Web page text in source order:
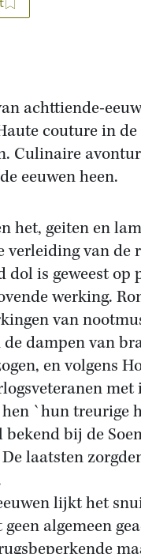
achttiende-
couture in
Culinaire
eeuwen heen.
het, geiten en
verleiding van de
dol is geweest op
werking.
van
de dampen van
en volgens
`hun treurige
bij de
laatsten
lijkt het
algemeen